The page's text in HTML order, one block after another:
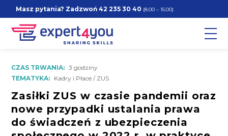
Masz pytania? Zadzwoń42 235 30 40 (8.00 – 15.00)
CZAS TRWANIA: 3 godziny
TEMATYKA: Kadry i Płace / ZUS
Zasiłki ZUS w czasie pandemii oraz
nowe przypadki ustalania prawa
do świadczeń z ubezpieczenia